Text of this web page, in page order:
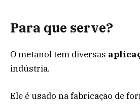
Para que serve?
O metanol tem diversas
indústria.
Ele é usado na fabricação de